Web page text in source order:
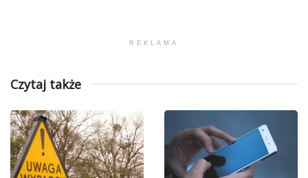
REKLAMA
Czytaj także